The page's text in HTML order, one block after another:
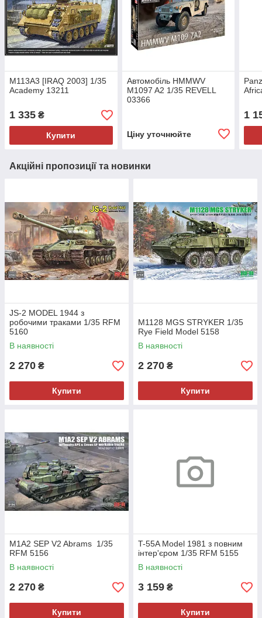
M113A3 [IRAQ 2003] 1/35
Academy 13211
1 335 ₴
Купити
Автомобіль HMMWV
M1097 A2 1/35 REVELL
03366
Ціну уточнюйте
1
Акційні пропозиції та новинки
JS-2 MODEL 1944 з
робочими траками 1/35 RFM
5160
В наявності
2 270 ₴
Купити
M1128 MGS STRYKER 1/35
Rye Field Model 5158
В наявності
2 270 ₴
Купити
M1A2 SEP V2 Abrams 1/35
RFM 5156
В наявності
2 270 ₴
Купити
T-55A Model 1981 з повним
інтер'єром 1/35 RFM 5155
В наявності
3 159 ₴
Купити